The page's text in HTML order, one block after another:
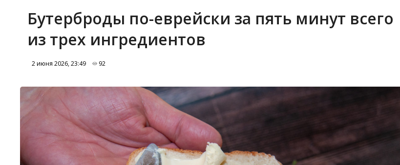
Бутерброды по-еврейски за пять минут всего
из трех ингредиентов
2 июня 2026, 23:49 92